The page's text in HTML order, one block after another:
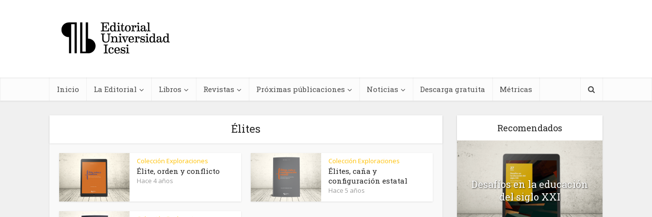
Inicio La Editorial Libros Revistas Próximas públicaciones Noticias Descarga gratuita Métricas
Élites
Colección Exploraciones
Élite, orden y conflicto
Hace 4 años
Colección Exploraciones
Élites, caña y
configuración estatal
Hace 5 años
Recomendados
Interacciones
farmacológicas entre
plantas medicinales y
Regímenes de
antinegritud y
movimientos contra el
racismo antinegro en
Desafíos en la educación
del siglo XXI